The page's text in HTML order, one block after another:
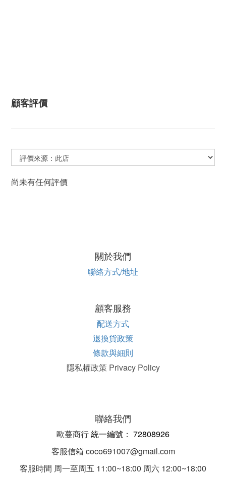
顧客評價
尚未有任何評價
關於我們
聯絡方式/地址
顧客服務
配送方式
退換貨政策
條款與細則
隱私權政策 Privacy Policy
聯絡我們
歐蔓商行統一編號： 72808926
客服信箱 coco691007@gmail.com
客服時間 周一至周五 11:00~18:00 周六 12:00~18:00